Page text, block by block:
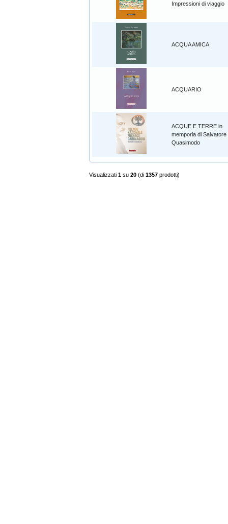
Impressioni di viaggio
ACQUA AMICA
ACQUARIO
ACQUE E TERRE in
memporia di Salvatore
Quasimodo
Visualizzati 1 su 20 (di 1357 prodotti)